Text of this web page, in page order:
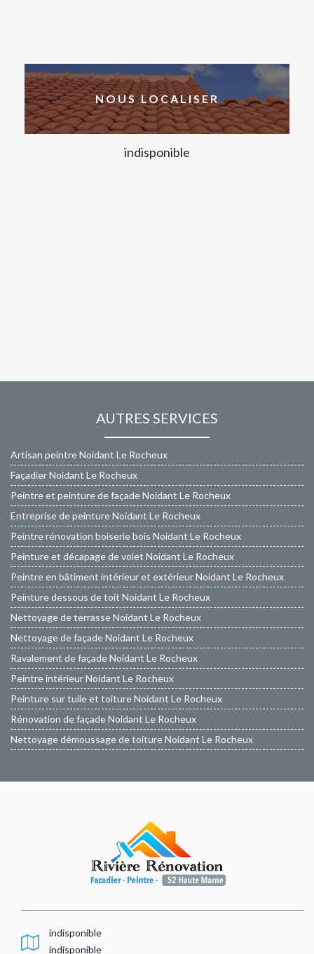
NOUS LOCALISER
indisponible
AUTRES SERVICES
Artisan peintre Noidant Le Rocheux
Façadier Noidant Le Rocheux
Peintre et peinture de façade Noidant Le Rocheux
Entreprise de peinture Noidant Le Rocheux
Peintre rénovation boiserie bois Noidant Le Rocheux
Peinture et décapage de volet Noidant Le Rocheux
Peintre en bâtiment intérieur et extérieur Noidant Le Rocheux
Peinture dessous de toit Noidant Le Rocheux
Nettoyage de terrasse Noidant Le Rocheux
Nettoyage de façade Noidant Le Rocheux
Ravalement de façade Noidant Le Rocheux
Peintre intérieur Noidant Le Rocheux
Peinture sur tuile et toiture Noidant Le Rocheux
Rénovation de façade Noidant Le Rocheux
Nettoyage démoussage de toiture Noidant Le Rocheux
indisponible
indisponible